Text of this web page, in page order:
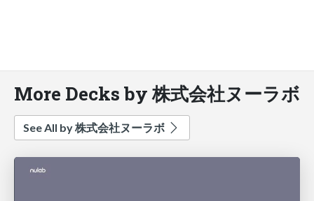
More Decks by 株式会社ヌーラボ
See All by 株式会社ヌーラボ